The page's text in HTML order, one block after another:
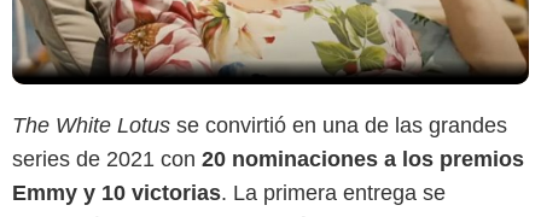
The White Lotus se convirtió en una de las grandes
series de 2021 con 20 nominaciones a los premios
Emmy y 10 victorias. La primera entrega se